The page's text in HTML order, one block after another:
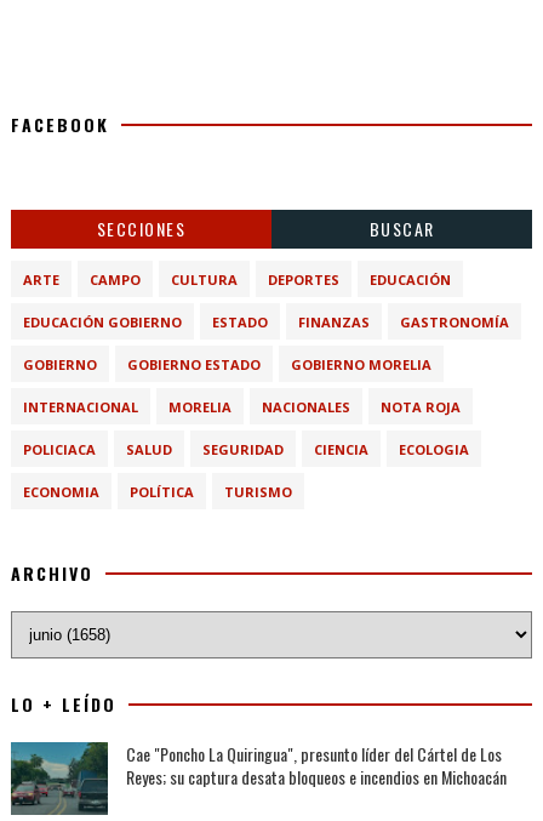
FACEBOOK
SECCIONES BUSCAR
ARTE CAMPO CULTURA DEPORTES EDUCACIÓN
EDUCACIÓN GOBIERNO ESTADO FINANZAS GASTRONOMÍA
GOBIERNO GOBIERNO ESTADO GOBIERNO MORELIA
INTERNACIONAL MORELIA NACIONALES NOTA ROJA
POLICIACA SALUD SEGURIDAD CIENCIA ECOLOGIA
ECONOMIA POLÍTICA TURISMO
ARCHIVO
LO + LEÍDO
Cae "Poncho La Quiringua", presunto líder del Cártel de Los
Reyes; su captura desata bloqueos e incendios en Michoacán